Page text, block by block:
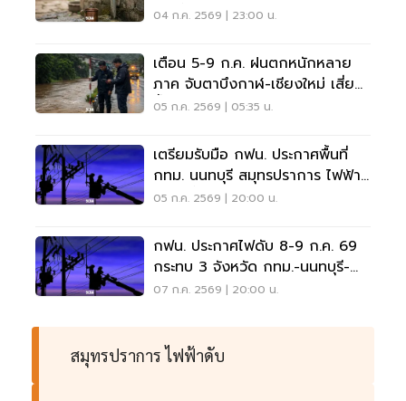
ก.ค.นี้
04 ก.ค. 2569 | 23:00 น.
เตือน 5-9 ก.ค. ฝนตกหนักหลาย
ภาค จับตาบึงกาฬ-เชียงใหม่ เสี่ยง
น้ำท่วมฉับพลัน
05 ก.ค. 2569 | 05:35 น.
เตรียมรับมือ กฟน. ประกาศพื้นที่
กทม. นนทบุรี สมุทรปราการ ไฟฟ้า
ดับวันนี้ 6-7 ก.ค.69
05 ก.ค. 2569 | 20:00 น.
กฟน. ประกาศไฟดับ 8-9 ก.ค. 69
กระทบ 3 จังหวัด กทม.-นนทบุรี-
สมุทรปราการ
07 ก.ค. 2569 | 20:00 น.
สมุทรปราการ ไฟฟ้าดับ